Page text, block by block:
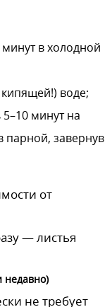
в холодной
воде;
минут на
парной, завернув
от
— листья
недавно)
не требует